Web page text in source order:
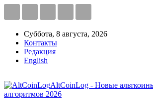
Суббота, 8 августа, 2026
Контакты
Редакция
English
AltCoinLog - Новые
алгоритмов 2026